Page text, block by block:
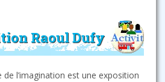
Raoul Dufy
l’imagination est une exposition